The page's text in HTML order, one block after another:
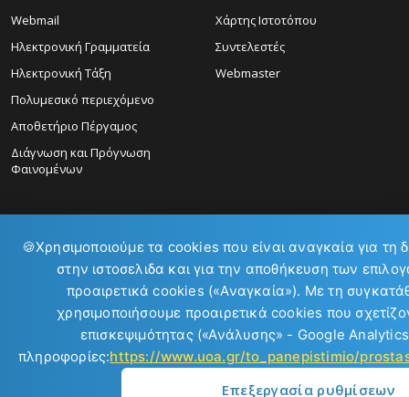
Webmail
Ηλεκτρονική Γραμματεία
Ηλεκτρονική Τάξη
Πολυμεσικό περιεχόμενο
Αποθετήριο Πέργαμος
Διάγνωση και Πρόγνωση
Φαινομένων
Χάρτης Ιστοτόπου
Συντελεστές
Webmaster
ΕΠΙΚΟΙΝΩΝΙΑ:
🍪Χρησιμοποιούμε τα cookies που είναι αναγκαία για τη
στην ιστοσελιδα και για την αποθήκευση των
προαιρετικά cookies («Αναγκαία»). Με τη
χρησιμοποιήσουμε προαιρετικά cookies που
επισκεψιμότητας («Ανάλυσης» - Google
πληροφορίες:https://www.uoa.gr/to_panepistimio/
Επεξεργασία ρυθμίσεων